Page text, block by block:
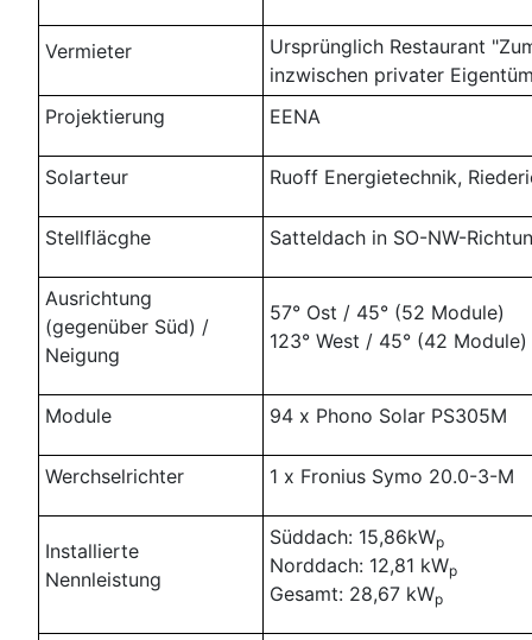
Vermieter
Ursprünglich Restaurant
inzwischen privater
Projektierung
EENA
Solarteur Ruoff Energietechnik,
Stellfläcghe Satteldach in SO-NW-
Ausrichtung
(gegenüber Süd) /
Neigung
57° Ost / 45° (52 Module)
123° West / 45° (42 Module)
Module 94 x Phono Solar PS305M
Werchselrichter 1 x Fronius Symo 20.0-3-M
Installierte
Nennleistung
Süddach: 15,86kWp
Norddach: 12,81 kWp
Gesamt: 28,67 kWp